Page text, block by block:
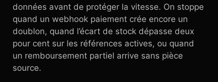
données avant de protéger la vitesse. On stoppe
quand un webhook paiement crée encore un
doublon, quand l’écart de stock dépasse deux
pour cent sur les références actives, ou quand
un remboursement partiel arrive sans pièce
source.